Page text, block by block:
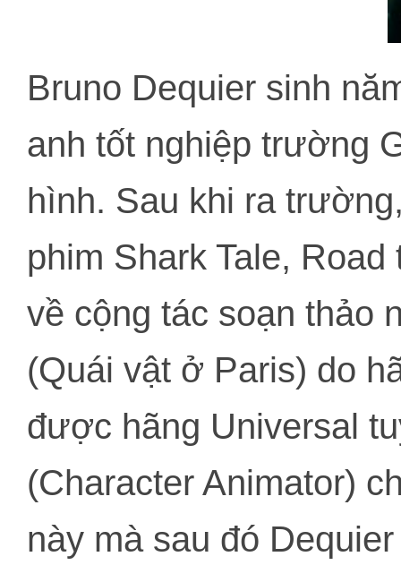
Bruno Dequier sinh
anh tốt nghiệp trường
hình. Sau khi ra
phim Shark Tale,
về cộng tác soạn thảo
(Quái vật ở Paris) do
được hãng Universal
(Character Animator)
này mà sau đó